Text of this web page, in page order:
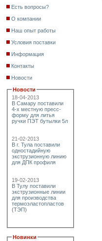
Есть вопросы?
О компании
Наш опыт работы
Условия поставки
Информация
Контакты
Новости
Новости
18-04-2013
В Самару поставили
4-х местную пресс-
форму для литья
ручки ПЭТ бутылки 5л
21-02-2013
В г. Тула поставили
одностадийную
экструзионную линию
для ДПК профиля
19-02-2013
В Тулу поставили
экструзионные линии
для производства
термоэластопластов
(ТЭП)
Новинки